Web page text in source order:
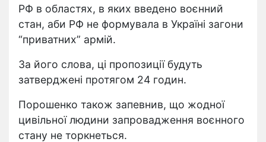
РФ в областях, в яких введено воєнний
стан, аби РФ не формувала в Україні загони
“приватних” армій.
За його слова, ці пропозиції будуть
затверджені протягом 24 годин.
Порошенко також запевнив, що жодної
цивільної людини запровадження воєнного
стану не торкнеться.